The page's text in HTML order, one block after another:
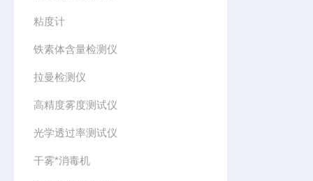
粘度计
铁素体含量检测仪
拉曼检测仪
高精度雾度测试仪
光学透过率测试仪
干雾*消毒机